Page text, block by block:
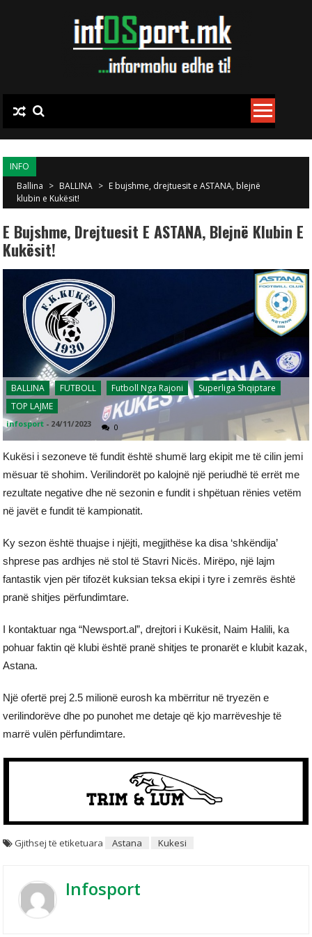
INFO
Ballina > BALLINA > E bujshme, drejtuesit e ASTANA, blejnë
klubin e Kukësit!
E Bujshme, Drejtuesit E ASTANA, Blejnë Klubin E
Kukësit!
BALLINA FUTBOLL Futboll Nga Rajoni
Superliga Shqiptare
TOP LAJME
infosport - 24/11/2023 0
Kukësi i sezoneve të fundit është shumë larg ekipit me të cilin jemi
mësuar të shohim. Verilindorët po kalojnë një periudhë të errët me
rezultate negative dhe në sezonin e fundit i shpëtuan rënies vetëm
në javët e fundit të kampionatit.
Ky sezon është thuajse i njëjti, megjithëse ka disa ‘shkëndija’
shprese pas ardhjes në stol të Stavri Nicës. Mirëpo, një lajm
fantastik vjen për tifozët kuksian teksa ekipi i tyre i zemrës është
pranë shitjes përfundimtare.
I kontaktuar nga “Newsport.al”, drejtori i Kukësit, Naim Halili, ka
pohuar faktin që klubi është pranë shitjes te pronarët e klubit kazak,
Astana.
Një ofertë prej 2.5 milionë eurosh ka mbërritur në tryezën e
verilindorëve dhe po punohet me detaje që kjo marrëveshje të
marrë vulën përfundimtare.
Gjithsej të etiketuara Astana Kukesi
Infosport